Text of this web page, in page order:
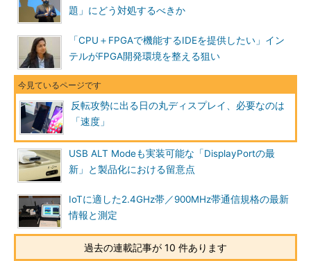
題」にどう対処するべきか
「CPU＋FPGAで機能するIDEを提供したい」イン
テルがFPGA開発環境を整える狙い
反転攻勢に出る日の丸ディスプレイ、必要なのは
「速度」
USB ALT Modeも実装可能な「DisplayPortの最
新」と製品化における留意点
IoTに適した2.4GHz帯／900MHz帯通信規格の最新
情報と測定
過去の連載記事が 10 件あります